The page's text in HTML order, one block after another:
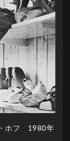
・ホフ 1980年